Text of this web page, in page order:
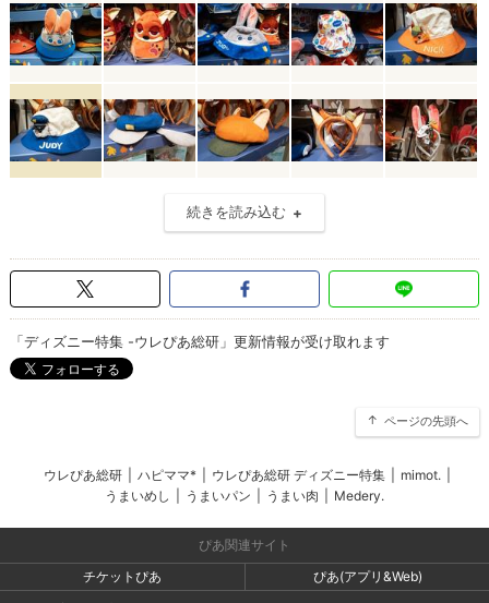
続きを読み込む
「ディズニー特集 -ウレぴあ総研」更新情報が受け取れます
ページの先頭へ
ウレぴあ総研 ハピママ* ウレぴあ総研 ディズニー特集 mimot.
うまいめし
うまいパン うまい肉 Medery.
ぴあ関連サイト
チケットぴあ
ぴあ(アプリ&Web)